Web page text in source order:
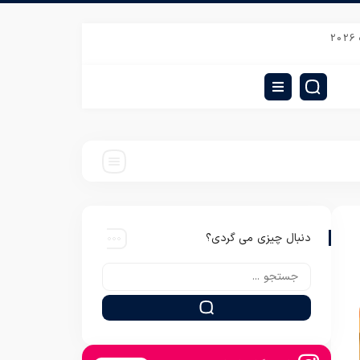
فروش روتختی ساده و ارزان یکنفره
دنبال چیزی می گردی؟